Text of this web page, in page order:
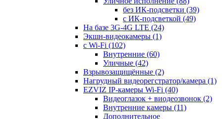
без ИК-подсветки (39)
с ИК-подсветкой (49)
На базе 3G-4G LTE (24)
Экшн-видеокамеры (1)
с Wi-Fi (102)
Внутренние (60)
Уличные (42)
Взрывозащищённые (2)
Нагрудный видеорегстратор/камера (1)
EZVIZ IP-камеры Wi-Fi (40)
Видеоглазок + виодеозвонок (2)
Внутренние камеры (11)
Дополнительное